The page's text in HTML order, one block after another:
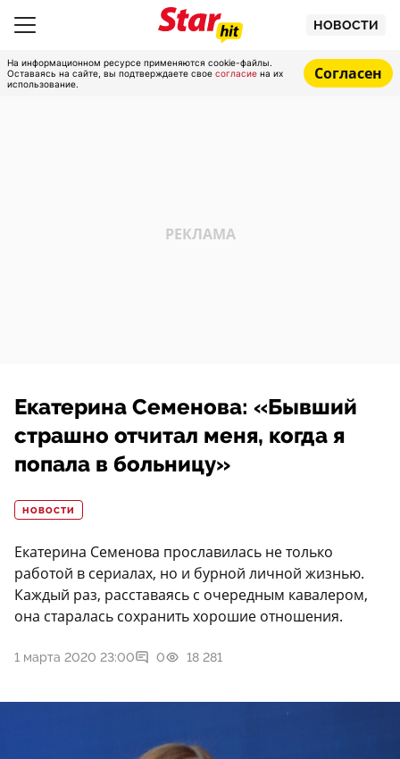
НОВОСТИ
На информационном ресурсе применяются cookie-файлы.
Оставаясь на сайте, вы подтверждаете свое согласие на их
использование.
Согласен
Екатерина Семенова: «Бывший
страшно отчитал меня, когда я
попала в больницу»
НОВОСТИ
Екатерина Семенова прославилась не только
работой в сериалах, но и бурной личной жизнью.
Каждый раз, расставаясь с очередным кавалером,
она старалась сохранить хорошие отношения.
1 марта 2020 23:00 0 18 281